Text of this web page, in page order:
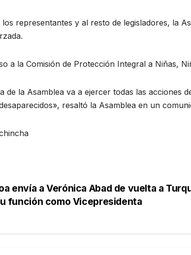
representantes y al resto de legisladores, la
a la Comisión de Protección Integral a Niñas,
de la Asamblea va a ejercer todas las
resaltó la Asamblea en un
envía a Verónica Abad de vuelta a
función como Vicepresidenta